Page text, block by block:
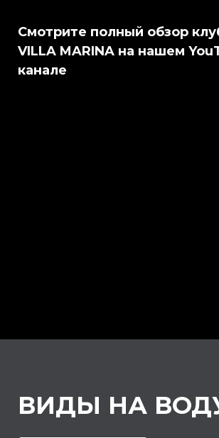
Смотрите полный обзор
VILLA MARINA на нашем
канале
ВИДЫ НА